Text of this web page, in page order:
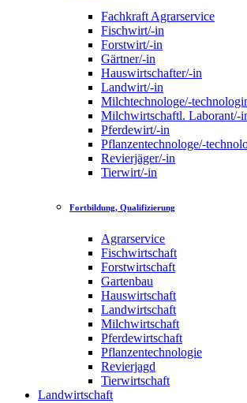
Fachkraft Agrarservice
Fischwirt/-in
Forstwirt/-in
Gärtner/-in
Hauswirtschafter/-in
Landwirt/-in
Milchtechnologe/-
Milchwirtschaftl. Laborant/-
Pferdewirt/-in
Pflanzentechnologe/-
Revierjäger/-in
Tierwirt/-in
Fortbildung, Qualifizierung
Agrarservice
Fischwirtschaft
Forstwirtschaft
Gartenbau
Hauswirtschaft
Landwirtschaft
Milchwirtschaft
Pferdewirtschaft
Pflanzentechnologie
Revierjagd
Tierwirtschaft
Landwirtschaft